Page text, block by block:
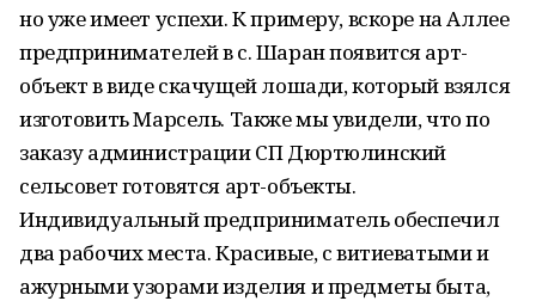
но уже имеет успехи. К примеру, вскоре на Аллее
предпринимателей в с. Шаран появится арт-
объект в виде скачущей лошади, который взялся
изготовить Марсель. Также мы увидели, что по
заказу администрации СП Дюртюлинский
сельсовет готовятся арт-объекты.
Индивидуальный предприниматель обеспечил
два рабочих места. Красивые, с витиеватыми и
ажурными узорами изделия и предметы быта,